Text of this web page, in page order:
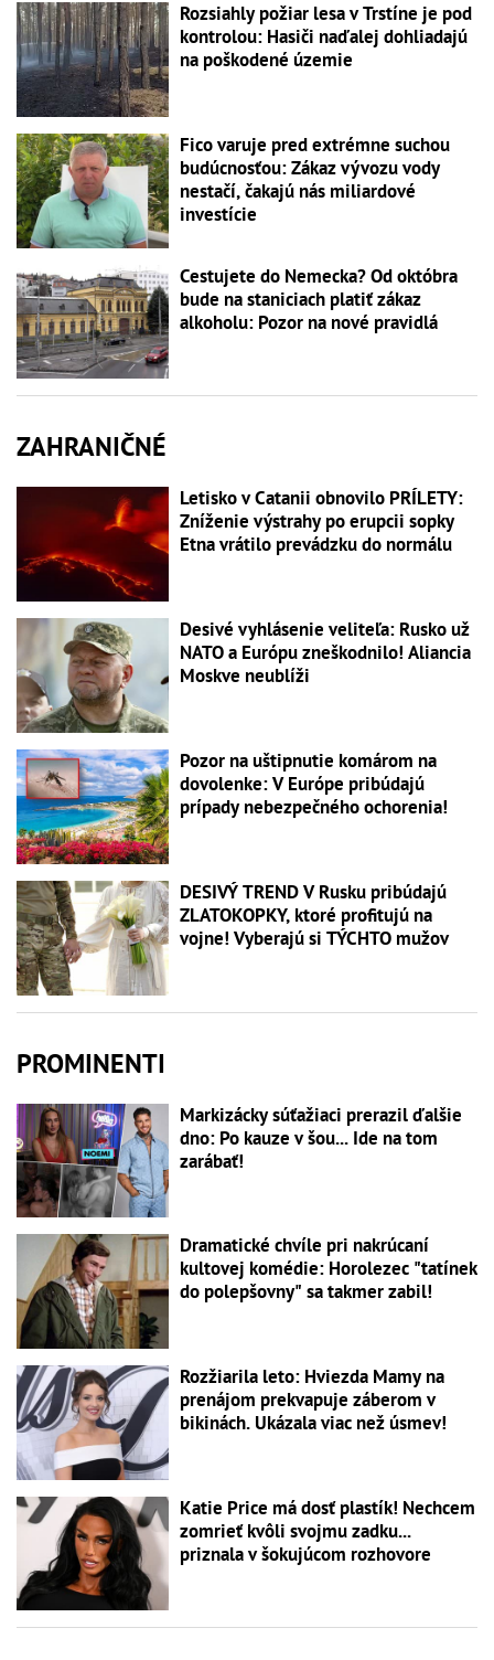
Rozsiahly požiar lesa v Trstíne je pod
kontrolou: Hasiči naďalej dohliadajú
na poškodené územie
Fico varuje pred extrémne suchou
budúcnosťou: Zákaz vývozu vody
nestačí, čakajú nás miliardové
investície
Cestujete do Nemecka? Od októbra
bude na staniciach platiť zákaz
alkoholu: Pozor na nové pravidlá
ZAHRANIČNÉ
Letisko v Catanii obnovilo PRÍLETY:
Zníženie výstrahy po erupcii sopky
Etna vrátilo prevádzku do normálu
Desivé vyhlásenie veliteľa: Rusko už
NATO a Európu zneškodnilo! Aliancia
Moskve neublíži
Pozor na uštipnutie komárom na
dovolenke: V Európe pribúdajú
prípady nebezpečného ochorenia!
DESIVÝ TREND V Rusku pribúdajú
ZLATOKOPKY, ktoré profitujú na
vojne! Vyberajú si TÝCHTO mužov
PROMINENTI
Markizácky súťažiaci prerazil ďalšie
dno: Po kauze v šou... Ide na tom
zarábať!
Dramatické chvíle pri nakrúcaní
kultovej komédie: Horolezec "tatínek
do polepšovny" sa takmer zabil!
Rozžiarila leto: Hviezda Mamy na
prenájom prekvapuje záberom v
bikinách. Ukázala viac než úsmev!
Katie Price má dosť plastík! Nechcem
zomrieť kvôli svojmu zadku...
priznala v šokujúcom rozhovore